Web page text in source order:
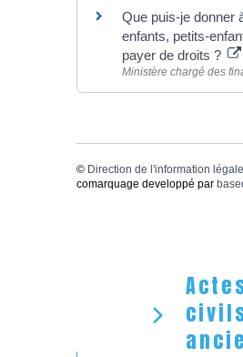
Que puis-je donner
enfants, petits-
payer de droits ?
Ministère chargé des
© Direction de l'information
comarquage developpé par